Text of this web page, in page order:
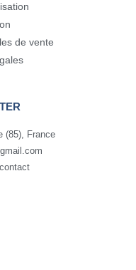
de vente
(85), France